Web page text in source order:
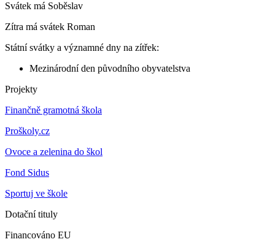
Svátek má Soběslav
Zítra má svátek Roman
Státní svátky a významné dny na zítřek:
Mezinárodní den původního obyvatelstva
Projekty
Finančně gramotná škola
Proškoly.cz
Ovoce a zelenina do škol
Fond Sidus
Sportuj ve škole
Dotační tituly
Financováno EU